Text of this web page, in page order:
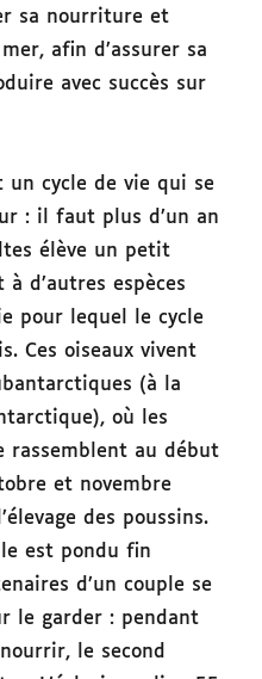
sa nourriture et
afin d’assurer sa
avec succès sur
un cycle de vie qui se
: il faut plus d’un an
élève un petit
d’autres espèces
pour lequel le cycle
Ces oiseaux vivent
(à la
où les
rassemblent au début
et novembre
des poussins.
est pondu fin
d’un couple se
le garder : pendant
le second